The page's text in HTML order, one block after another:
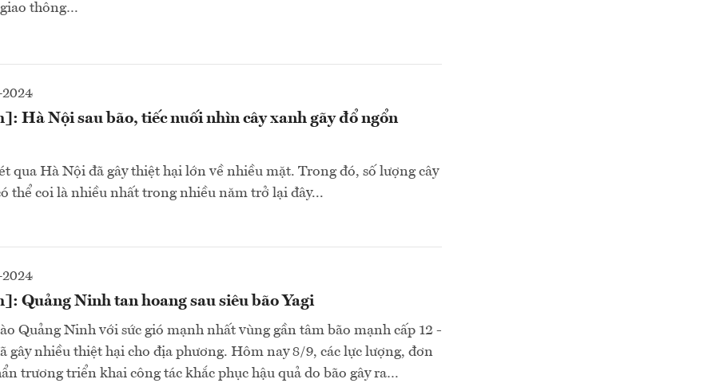
thông…
Hà Nội sau bão, tiếc nuối nhìn cây xanh gãy đổ ngổn
qua Hà Nội đã gây thiệt hại lớn về nhiều mặt. Trong đó, số lượng cây
thể coi là nhiều nhất trong nhiều năm trở lại đây...
Quảng Ninh tan hoang sau siêu bão Yagi
Quảng Ninh với sức gió mạnh nhất vùng gần tâm bão mạnh cấp 12 -
gây nhiều thiệt hại cho địa phương. Hôm nay 8/9, các lực lượng, đơn
trương triển khai công tác khắc phục hậu quả do bão gây ra…